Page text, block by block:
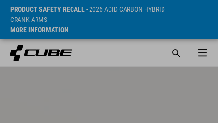
PRODUCT SAFETY RECALL- 2026 ACID CARBON HYBRID
CRANK ARMS
MORE INFORMATION